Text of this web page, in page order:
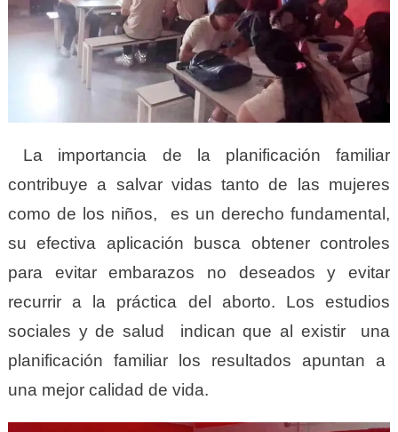
La importancia de la planificación familiar
contribuye a salvar vidas tanto de las mujeres
como de los niños, es un derecho fundamental,
su efectiva aplicación busca obtener controles
para evitar embarazos no deseados y evitar
recurrir a la práctica del aborto. Los estudios
sociales y de salud indican que al existir una
planificación familiar los resultados apuntan a
una mejor calidad de vida.